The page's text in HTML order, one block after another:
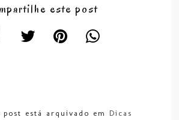
este post
post está arquivado em Dicas